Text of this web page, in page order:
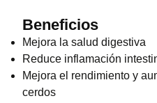
Beneficios
Mejora la salud digestiva
Reduce inflamación
Mejora el rendimiento y
cerdos